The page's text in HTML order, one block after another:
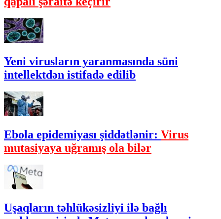
Yeni virusların yaranmasında süni
intellektdən istifadə edilib
Ebola epidemiyası şiddətlənir: Virus
mutasiyaya uğramış ola bilər
Uşaqların təhlükəsizliyi ilə bağlı